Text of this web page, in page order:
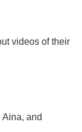
videos of their
and